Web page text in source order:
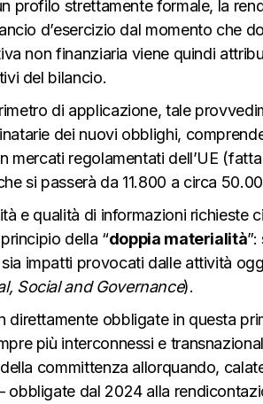
profilo strettamente formale, la
d’esercizio dal momento che
non finanziaria viene quindi
del bilancio.
di applicazione, tale
dei nuovi obblighi,
mercati regolamentati dell’UE
si passerà da 11.800 a circa
e qualità di informazioni richieste
della “doppia materialità
impatti provocati dalle attività
Social and Governance).
direttamente obbligate in questa
più interconnessi e
committenza allorquando,
obbligate dal 2024 alla